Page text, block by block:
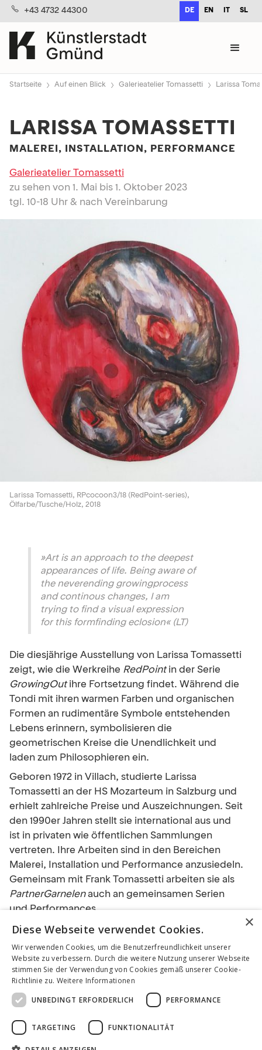
+43 4732 44300 DE EN SL
Startseite › Auf einen Blick › Galerieatelier Tomassetti › Larissa
LARISSA TOMASSETTI
MALEREI, INSTALLATION, PERFORMANCE
Galerieatelier Tomassetti
zu sehen von 1. Mai bis 1. Oktober 2023
tgl. 10-18 Uhr & nach Vereinbarung
»Art is an approach to the deepest
appearances of life. Being aware of
the neverending growingprocess
and continous changes, I am
trying to find a visual expression
for this formfinding eclosion« (LT)
Die diesjährige Ausstellung von Larissa Tomassetti
zeigt, wie die Werkreihe RedPointin der Serie
GrowingOutihre Fortsetzung findet. Während die
Tondi mit ihren warmen Farben und organischen
Formen an rudimentäre Symbole entstehenden
Lebens erinnern, symbolisieren die
geometrischen Kreise die Unendlichkeit und
laden zum Philosophieren ein.
Geboren 1972 in Villach, studierte Larissa
Tomassetti an der HS Mozarteum in Salzburg und
erhielt zahlreiche Preise und Auszeichnungen. Seit
den 1990er Jahren stellt sie international aus und
ist in privaten wie öffentlichen Sammlungen
vertreten. Ihre Arbeiten sind in den Bereichen
Malerei, Installation und Performance anzusiedeln.
Gemeinsam mit Frank Tomassetti arbeiten sie als
PartnerGarnelenauch an gemeinsamen Serien
und Performances.
Larissa Tomassetti, RPcocoon3/18 (RedPoint-series),
Ölfarbe/Tusche/Holz, 2018
WEBSEITE
www.larissa-tomassetti.com
@partnergarnelen
×
Diese Webseite verwendet Cookies.
Wir verwenden Cookies, um die Benutzerfreundlichkeit unserer
Website zu verbessern. Durch die weitere Nutzung unserer Webseite
stimmen Sie der Verwendung von Cookies gemäß unserer Cookie-
Richtlinie zu. Weitere Informationen
UNBEDINGT ERFORDERLICH
PERFORMANCE
TARGETING FUNKTIONALITÄT